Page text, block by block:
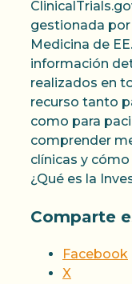
gestionada
Medicina de
información
realizados en
recurso tanto
como para
comprender
clínicas y
¿Qué es la
Comparte
Facebook
X